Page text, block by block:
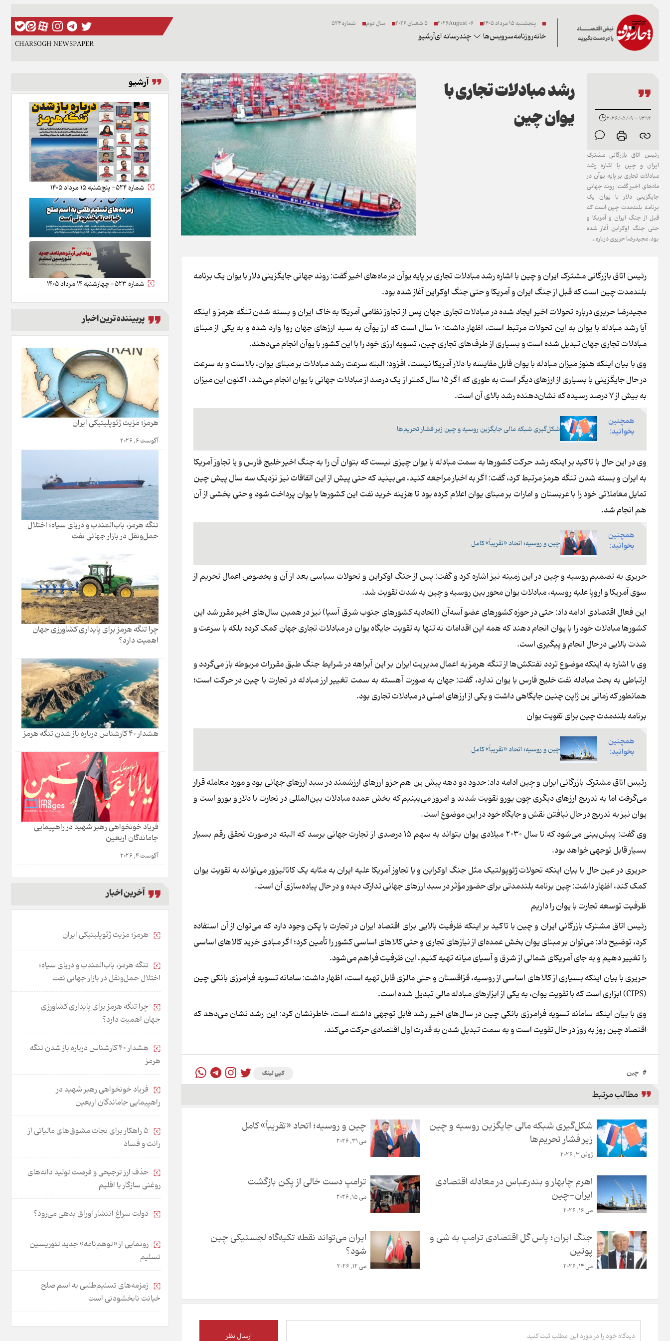
پنجشنبه ۱۵ مرداد ۱۴۰۵ 06 2026August 5 شعبان 2026 سال دوم شماره 524
خانهروزنامهسرویس‌ها چندرسانه ایآرشیو
CHARSOGH NEWSPAPER
13:12 - 2026/05/09
رئیس اتاق بازرگانی مشترک
ایران و چین با اشاره رشد
مبادلات تجاری بر پایه یوآن در
ماه‌های اخیر گفت: روند جهانی
جایگزینی دلار با یوان یک
برنامه بلندمدت چین است که
قبل از جنگ ایران و آمریکا و
حتی جنگ اوکراین آغاز شده
بود. مجیدرضا حریری درباره...
رشد مبادلات تجاری با
یوان چین
رئیس اتاق بازرگانی مشترک ایران و چین با اشاره رشد مبادلات تجاری بر پایه یوآن در ماه‌های اخیر گفت: روند جهانی جایگزینی دلار با یوان یک برنامه
بلندمدت چین است که قبل از جنگ ایران و آمریکا و حتی جنگ اوکراین آغاز شده بود.
مجیدرضا حریری درباره تحولات اخیر ایجاد شده در مبادلات تجاری جهان پس از تجاوز نظامی آمریکا به خاک ایران و بسته شدن تنگه هرمز و اینکه
آیا رشد مبادله با یوان به این تحولات مرتبط است، اظهار داشت: ۱۰ سال است که ارز یوآن به سبد ارزهای جهان روا وارد شده و به یکی از مبنای
مبادلات تجاری جهان تبدیل شده است و بسیاری از طرف‌های تجاری چین، تسویه ارزی خود را با این کشور با یوآن انجام می‌دهند.
وی با بیان اینکه هنوز میزان مبادله با یوان قابل مقایسه با دلار آمریکا نیست، افزود: البته سرعت رشد مبادلات بر مبنای یوان، بالاست و به سرعت
در حال جایگزینی با بسیاری از ارزهای دیگر است به طوری که اگر ۱۵ سال کمتر از یک درصد از مبادلات جهانی با یوان انجام می‌شد، اکنون این میزان
به بیش از ۷ درصد رسیده که نشان‌دهنده رشد بالای آن است.
همچنین
بخوانید:
شکل‌گیری شبکه مالی جایگزین روسیه و چین زیر فشار تحریم‌ها
وی در این حال با تاکید بر اینکه رشد حرکت کشورها به سمت مبادله با یوان چیزی نیست که بتوان آن را به جنگ اخیر خلیج فارس و یا تجاوز آمریکا
به ایران و بسته شدن تنگه هرمز مرتبط کرد، گفت: اگر به اخبار مراجعه کنید، می‌بینید که حتی پیش از این اتفاقات نیز نزدیک سه سال پیش چین
تمایل معاملاتی خود را با عربستان و امارات بر مبنای یوان اعلام کرده بود تا هزینه خرید نفت این کشورها با یوان پرداخت شود و حتی بخشی از آن
هم انجام شد.
همچنین
بخوانید:
چین و روسیه؛ اتحاد «تقریباً» کامل
حریری به تصمیم روسیه و چین در این زمینه نیز اشاره کرد و گفت: پس از جنگ اوکراین و تحولات سیاسی بعد از آن و بخصوص اعمال تحریم از
سوی آمریکا و اروپا علیه روسیه، مبادلات یوان محور بین روسیه و چین به شدت تقویت شد.
این فعال اقتصادی ادامه داد: حتی در حوزه کشورهای عضو آسه‌آن (اتحادیه کشورهای جنوب شرق آسیا) نیز در همین سال‌های اخیر مقرر شد این
کشورها مبادلات خود را با یوان انجام دهند که همه این اقدامات نه تنها به تقویت جایگاه یوان در مبادلات تجاری جهان کمک کرده بلکه با سرعت و
شدت بالایی در حال انجام و پیگیری است.
وی با اشاره به اینکه موضوع تردد نفتکش‌ها از تنگه هرمز به اعمال مدیریت ایران بر این آبراهه در شرایط جنگ طبق مقررات مربوطه باز می‌گردد و
ارتباطی به بحث مبادله نفت خلیج فارس با یوان ندارد، گفت: جهان به صورت آهسته به سمت تغییر ارز مبادله در تجارت با چین در حرکت است؛
همانطور که زمانی ین ژاپن چنین جایگاهی داشت و یکی از ارزهای اصلی در مبادلات تجاری بود.
برنامه بلندمدت چین برای تقویت یوان
همچنین
بخوانید:
چین و روسیه؛ اتحاد «تقریباً» کامل
رئیس اتاق مشترک بازرگانی ایران و چین ادامه داد: حدود دو دهه پیش ین هم جزو ارزهای ارزشمند در سبد ارزهای جهانی بود و مورد معامله قرار
می‌گرفت اما به تدریج ارزهای دیگری چون یورو تقویت شدند و امروز می‌بینیم که بخش عمده مبادلات بین‌المللی در تجارت با دلار و یورو است و
یوان نیز به تدریج در حال نیافتن نقش و جایگاه خود در این موضوع است.
وی گفت: پیش‌بینی می‌شود که تا سال ۲۰۳۰ میلادی یوان بتواند به سهم ۱۵ درصدی از تجارت جهانی برسد که البته در صورت تحقق رقم بسیار
بسیار قابل توجهی خواهد بود.
حریری در عین حال با بیان اینکه تحولات ژئوپولتیک مثل جنگ اوکراین و یا تجاوز آمریکا علیه ایران به مثابه یک کاتالیزور می‌تواند به تقویت یوان
کمک کند، اظهار داشت: چین برنامه بلندمدتی برای حضور مؤثر در سبد ارزهای جهانی تدارک دیده و در حال پیاده‌سازی آن است.
ظرفیت توسعه تجارت با یوان را داریم
رئیس اتاق مشترک بازرگانی ایران و چین با تاکید بر اینکه ظرفیت بالایی برای اقتصاد ایران در تجارت با پکن وجود دارد که می‌توان از آن استفاده
کرد، توضیح داد: می‌توان بر مبنای یوان بخش عمده‌ای از نیازهای تجاری و حتی کالاهای اساسی کشور را تأمین کرد؛ اگر مبادی خرید کالاهای اساسی
را تغییر دهیم و به جای آمریکای شمالی از شرق و آسیای میانه تهیه کنیم، این ظرفیت فراهم می‌شود.
حریری با بیان اینکه بسیاری از کالاهای اساسی از روسیه، قزاقستان و حتی مالزی قابل تهیه است، اظهار داشت: سامانه تسویه فرامرزی بانکی چین
(CIPS) ابزاری است که با تقویت یوان، به یکی از ابزارهای مبادله مالی تبدیل شده است.
وی با بیان اینکه سامانه تسویه فرامرزی بانکی چین در سال‌های اخیر رشد قابل توجهی داشته است، خاطرنشان کرد: این رشد نشان می‌دهد که
اقتصاد چین روز به روز در حال تقویت است و به سمت تبدیل شدن به قدرت اول اقتصادی حرکت می‌کند.
# چین کپی لینک
مطالب مرتبط
شکل‌گیری شبکه مالی جایگزین روسیه و چین
زیر فشار تحریم‌ها
ژوئن 3, 2026
چین و روسیه؛ اتحاد «تقریباً» کامل
می 31, 2026
اهرم چابهار و بندرعباس در معادله اقتصادی
ایران-چین
می 16, 2026
ترامپ دست خالی از پکن بازگشت
می 15, 2026
جنگ ایران؛ پاس گل اقتصادی ترامپ به شی و
پوتین
می 14, 2026
ایران می‌تواند نقطه تکیه‌گاه لجستیکی چین
شود؟
می 12, 2026
آرشیو
شماره 524- پنج‌شنبه 15 مرداد 1405
شماره 523- چهارشنبه 14 مرداد 1405
پربیننده ترین اخبار
هرمز؛ مزیت ژئوپلیتیکی ایران
آگوست 6, 2026
تنگه هرمز، باب‌المندب و دریای سیاه؛ اختلال
حمل‌ونقل در بازار جهانی نفت
چرا تنگه هرمز برای پایداری کشاورزی جهان
اهمیت دارد؟
هشدار 40 کارشناس درباره باز شدن تنگه هرمز
فریاد خونخواهی رهبر شهید در راهپیمایی
جاماندگان اربعین
آگوست 4, 2026
آخرین اخبار
هرمز؛ مزیت ژئوپلیتیکی ایران
تنگه هرمز، باب‌المندب و دریای سیاه؛
اختلال حمل‌ونقل در بازار جهانی نفت
چرا تنگه هرمز برای پایداری کشاورزی
جهان اهمیت دارد؟
هشدار 40 کارشناس درباره باز شدن تنگه
هرمز
فریاد خونخواهی رهبر شهید در
راهپیمایی جاماندگان اربعین
۵ راهکار برای نجات مشوق‌های مالیاتی از
رانت و فساد
حذف ارز ترجیحی و فرصت تولید دانه‌های
روغنی سازگار با اقلیم
دولت سراغ انتشار اوراق بدهی می‌رود؟
رونمایی از «توهم‌نامه» جدید تئور‌یسین
تسلیم
زمزمه‌های تسلیم‌طلبی به اسم صلح
خیانت نابخشودنی است